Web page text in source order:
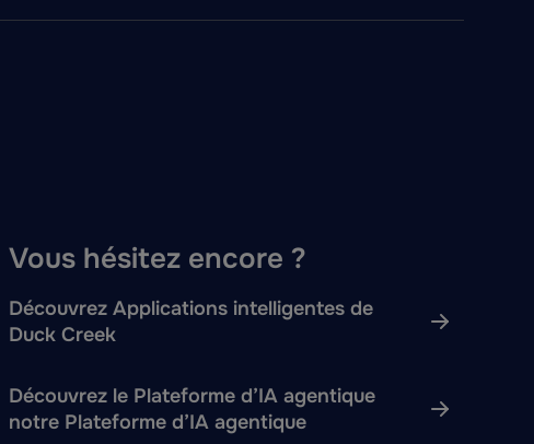
Vous hésitez encore ?
Découvrez Applications intelligentes de
Duck Creek
Découvrez le Plateforme d’IA agentique
notre Plateforme d’IA agentique